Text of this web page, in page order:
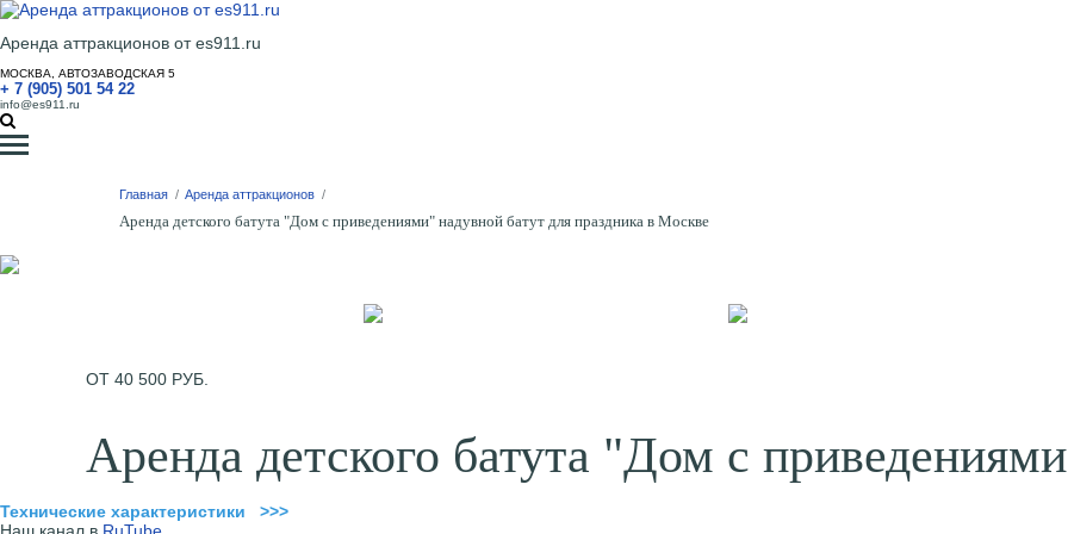
Аренда аттракционов от es911.ru
МОСКВА, АВТОЗАВОДСКАЯ 5
+ 7 (905) 501 54 22
info@es911.ru
Главная / Аренда аттракционов /
Аренда детского батута "Дом с приведениями" надувной батут для праздника в Москве
ОТ 40 500 РУБ.
Аренда детского батута "Дом с
Технические характеристики >>>